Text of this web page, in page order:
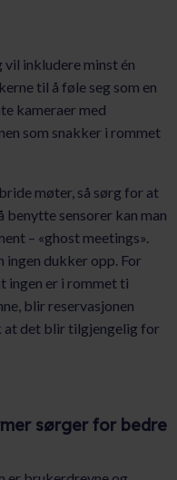
inkludere minst én
til å føle seg som en
kameraer med
som snakker i rommet
møter, så sørg for at
sensorer kan man
– «ghost meetings».
ingen dukker opp. For
ingen er i rommet ti
blir reservasjonen
at det blir tilgjengelig for
sørger for bedre